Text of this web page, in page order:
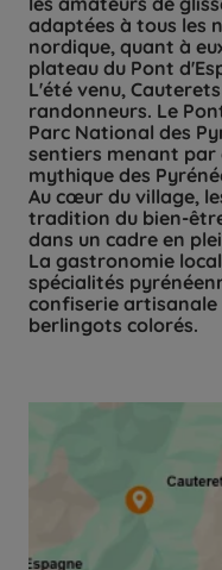
adaptées à tous les
nordique, quant à
plateau du Pont
L'été venu,
randonneurs. Le
Parc National des
sentiers menant par
mythique des
Au cœur du village,
tradition du bien-
dans un cadre en
La gastronomie
spécialités
confiserie artisanale
berlingots colorés.